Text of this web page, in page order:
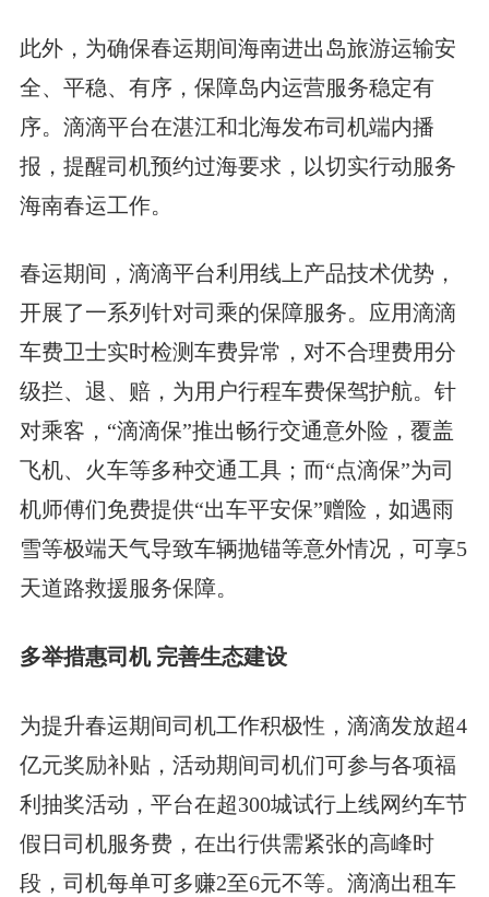
此外，为确保春运期间海南进出岛旅游运输安
全、平稳、有序，保障岛内运营服务稳定有
序。滴滴平台在湛江和北海发布司机端内播
报，提醒司机预约过海要求，以切实行动服务
海南春运工作。
春运期间，滴滴平台利用线上产品技术优势，
开展了一系列针对司乘的保障服务。应用滴滴
车费卫士实时检测车费异常，对不合理费用分
级拦、退、赔，为用户行程车费保驾护航。针
对乘客，“滴滴保”推出畅行交通意外险，覆盖
飞机、火车等多种交通工具；而“点滴保”为司
机师傅们免费提供“出车平安保”赠险，如遇雨
雪等极端天气导致车辆抛锚等意外情况，可享5
天道路救援服务保障。
多举措惠司机 完善生态建设
为提升春运期间司机工作积极性，滴滴发放超4
亿元奖励补贴，活动期间司机们可参与各项福
利抽奖活动，平台在超300城试行上线网约车节
假日司机服务费，在出行供需紧张的高峰时
段，司机每单可多赚2至6元不等。滴滴出租车